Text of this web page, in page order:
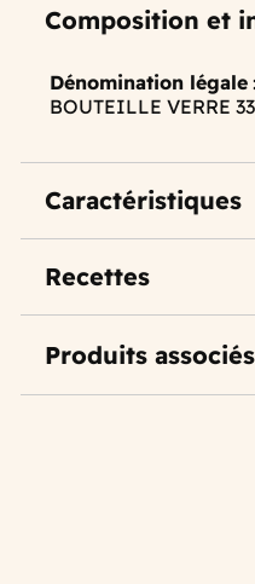
Composition et
Dénomination légale
BOUTEILLE VERRE
Caractéristiques
Recettes
Produits associés